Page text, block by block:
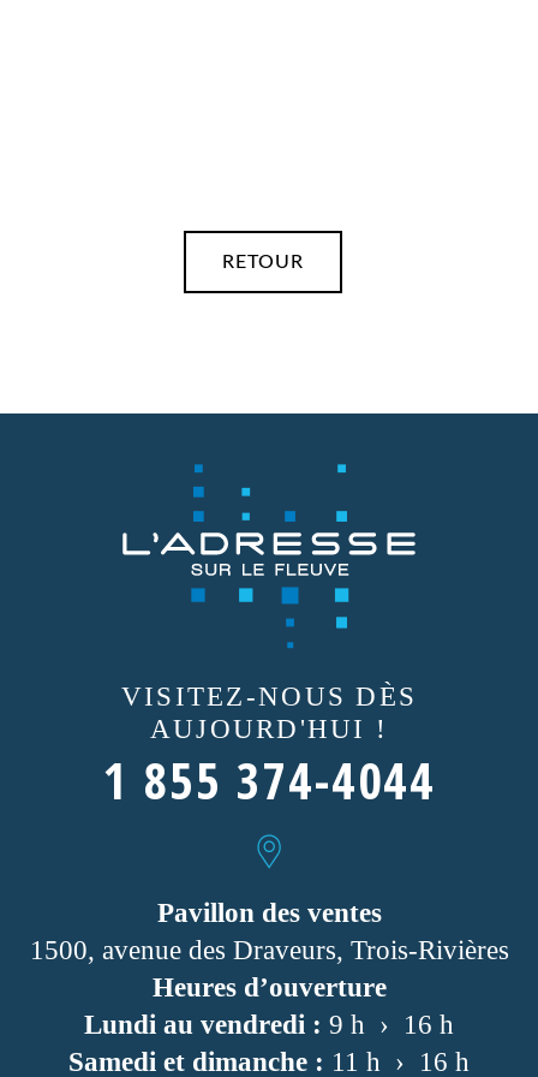
RETOUR
VISITEZ-NOUS DÈS
AUJOURD'HUI !
1 855 374-4044
Pavillon des ventes
1500, avenue des Draveurs, Trois-Rivières
Heures d’ouverture
Lundi au vendredi : 9 h › 16 h
Samedi et dimanche : 11 h › 16 h